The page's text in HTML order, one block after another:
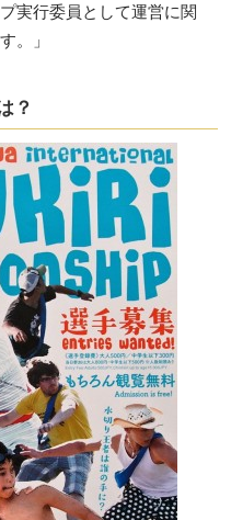
実行委員として運営に関
。」
？